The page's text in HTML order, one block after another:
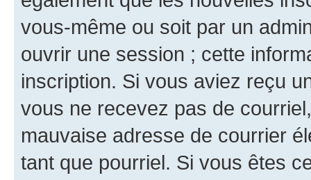
vous-même ou soit par un
ouvrir une session ; cette
inscription. Si vous aviez reçu
vous ne recevez pas de
mauvaise adresse de courrier
tant que pourriel. Si vous êtes